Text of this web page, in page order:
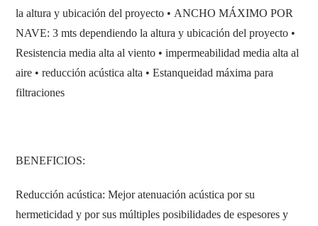
la altura y ubicación del proyecto • ANCHO MÁXIMO POR
NAVE: 3 mts dependiendo la altura y ubicación del proyecto •
Resistencia media alta al viento • impermeabilidad media alta al
aire • reducción acústica alta • Estanqueidad máxima para
filtraciones
BENEFICIOS:
Reducción acústica: Mejor atenuación acústica por su
hermeticidad y por sus múltiples posibilidades de espesores y